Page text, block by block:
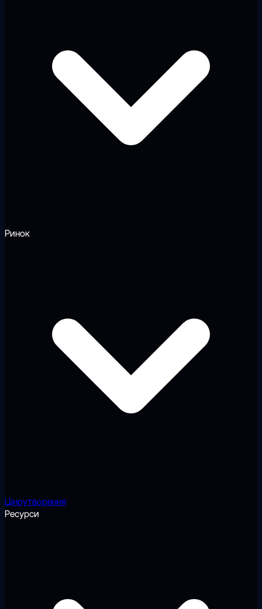
Ринок
Ціноутворення
Ресурси